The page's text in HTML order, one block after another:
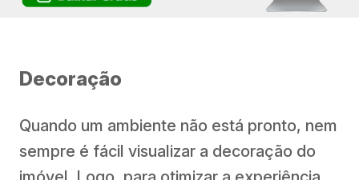
Decoração
Quando um ambiente não está pronto, nem
sempre é fácil visualizar a decoração do